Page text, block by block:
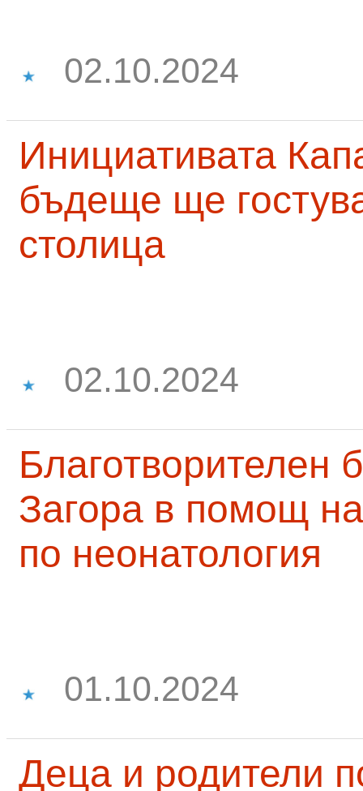
02.10.2024
Инициативата
бъдеще ще
столица
02.10.2024
Благотворителен
Загора в помощ
по неонатология
01.10.2024
Деца и родители